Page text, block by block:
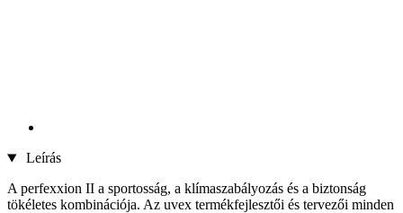
Leírás
A perfexxion II a sportosság, a klímaszabályozás és a biztonság
tökéletes kombinációja. Az uvex termékfejlesztői és tervezői minden